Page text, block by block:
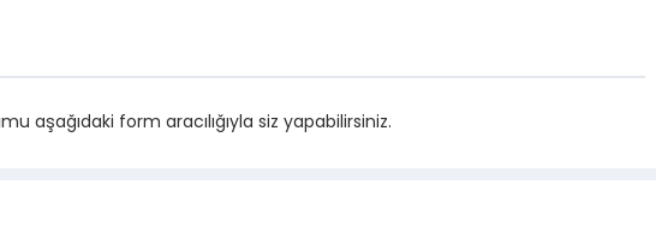
aşağıdaki form aracılığıyla siz yapabilirsiniz.